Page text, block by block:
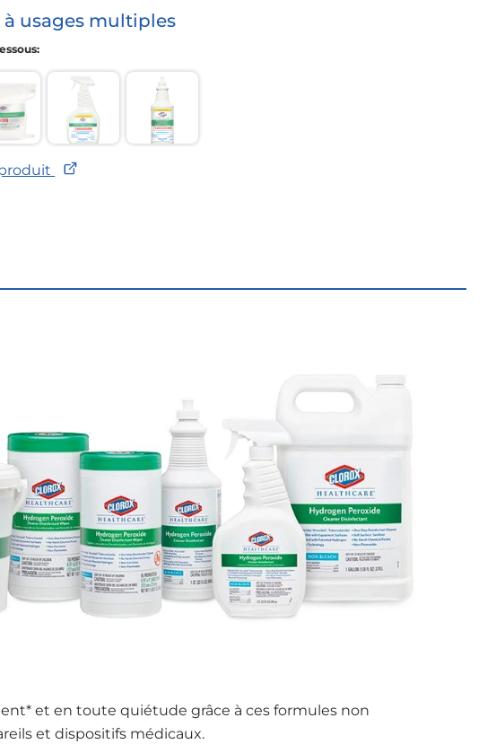
à usages multiples
usages multiples
serviettes pour nettoyage terminal
Recharge de 185 serviettes pour nettoyage terminal
Bouteille avec vaporisateur à gâchette (946 mL)
Bouteille à bouchon tire-pousse (946 mL)
et en toute quiétude grâce à ces formules non
et dispositifs médicaux.